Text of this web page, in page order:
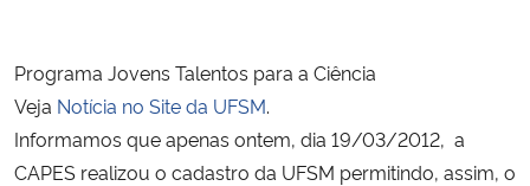
Ministério da Saúde
Ministério de Minas e Energia
Programa Jovens Talentos para a Ciência
Veja Notícia no Site da UFSM.
Informamos que apenas ontem, dia 19/03/2012, a
CAPES realizou o cadastro da UFSM permitindo, assim, o